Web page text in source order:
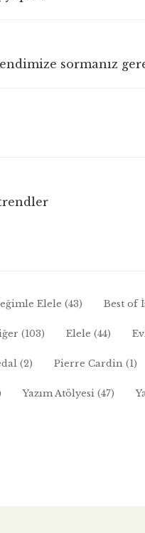
sormanız
Elele (43) Best of
(103) Elele (44)
(2) Pierre Cardin (1)
Yazım Atölyesi (47)